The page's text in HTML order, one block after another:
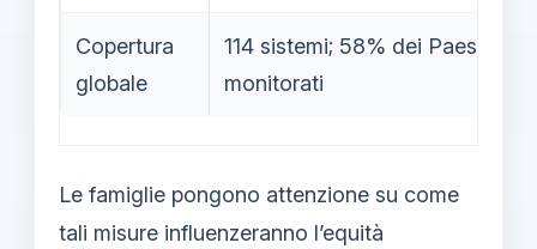
Copertura
globale
114 sistemi; 58% dei Paesi
monitorati
Le famiglie pongono attenzione su come
tali misure influenzeranno l’equità